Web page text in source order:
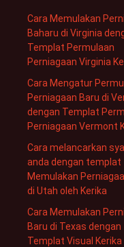
Cara Memulakan
Baharu di Virginia
Templat Permulaan
Perniagaan Virginia
Cara Mengatur
Perniagaan Baru di
dengan Templat
Perniagaan Vermont
Cara melancarkan
anda dengan templat
Memulakan
di Utah oleh Kerika
Cara Memulakan
Baru di Texas dengan
Templat Visual Kerika